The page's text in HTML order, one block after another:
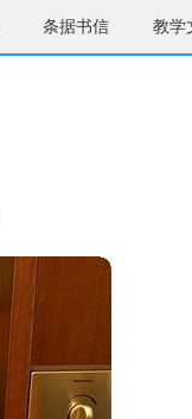
条据书信 教学